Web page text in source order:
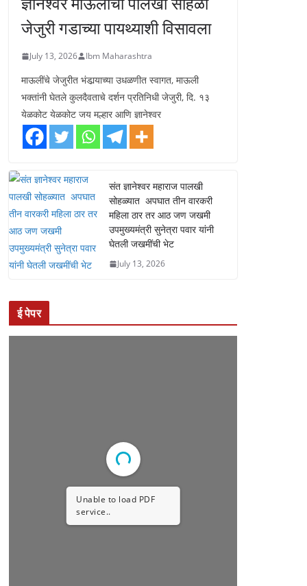
जेजुरी गडाच्या पायथ्याशी विसावला
July 13, 2026 Ibm Maharashtra
माऊलींचे जेजुरीत भंडार्‍याच्या उधळणीत स्वागत, माऊली
भक्तांनी घेतले कुलदैवताचे दर्शन प्रतिनिधी जेजुरी, दि. १३
येळकोट येळकोट जय मल्हार आणि ज्ञानेश्वर
संत ज्ञानेश्वर महाराज पालखी
सोहळ्यात अपघात तीन वारकरी
महिला ठार तर आठ जण जखमी
उपमुख्यमंत्री सुनेत्रा पवार यांनी
घेतली जखमींची भेट
July 13, 2026
ई पेपर
Unable to load PDF
service..